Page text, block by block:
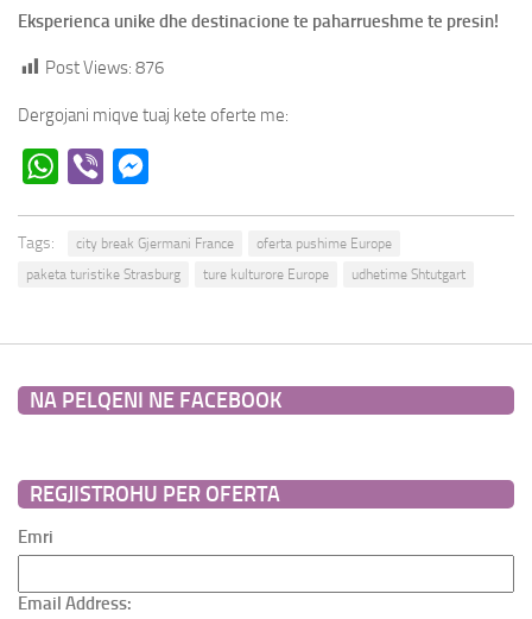
Eksperienca unike dhe destinacione te paharrueshme te presin!
Post Views: 876
Dergojani miqve tuaj kete oferte me:
WhatsApp
Viber
Tags: city break Gjermani France
oferta pushime Europe
paketa turistike Strasburg
ture kulturore Europe udhetime Shtutgart
NA PELQENI NE FACEBOOK
REGJISTROHU PER OFERTA
Emri
Email Address: